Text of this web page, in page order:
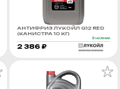
АНТИФРИЗ ЛУКОЙЛ G12 RED
(КАНИСТРА 10 КГ)
В наличии
2 386 ₽